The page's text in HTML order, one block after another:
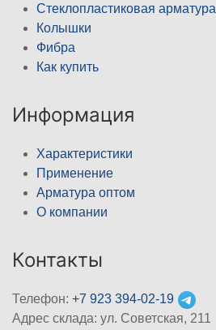
Стеклопластиковая арматура
Колышки
Фибра
Как купить
Информация
Характеристики
Применение
Арматура оптом
О компании
Контакты
Телефон: +7 923 394-02-19
Адрес склада: ул. Советская, 211